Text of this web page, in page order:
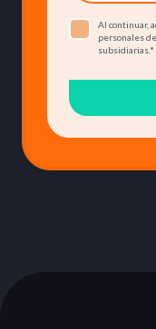
Al continuar,
personales
subsidiarias.*